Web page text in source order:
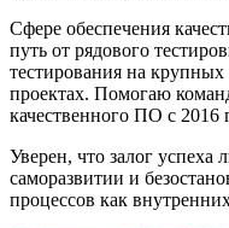
Сфере обеспечения
путь от рядового
тестирования на
проектах. Помогаю
качественного ПО с 2016
Уверен, что залог
саморазвитии и
процессов как